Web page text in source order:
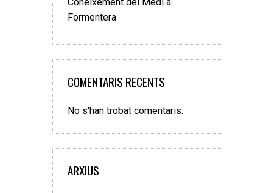
Formentera
COMENTARIS RECENTS
No s'han trobat comentaris.
ARXIUS